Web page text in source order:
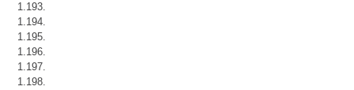
1.193.
1.194.
1.195.
1.196.
1.197.
1.198.